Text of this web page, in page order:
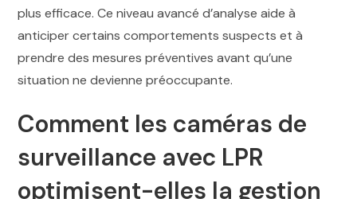
plus efficace. Ce niveau avancé d’analyse aide à
anticiper certains comportements suspects et à
prendre des mesures préventives avant qu’une
situation ne devienne préoccupante.
Comment les caméras de
surveillance avec LPR
optimisent-elles la gestion